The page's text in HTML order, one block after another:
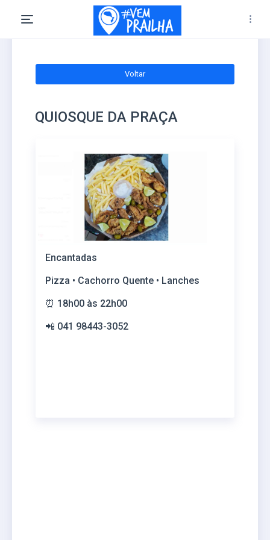
Voltar
QUIOSQUE DA PRAÇA
Encantadas
Pizza • Cachorro Quente • Lanches
⏰ 18h00 às 22h00
📲 041 98443-3052